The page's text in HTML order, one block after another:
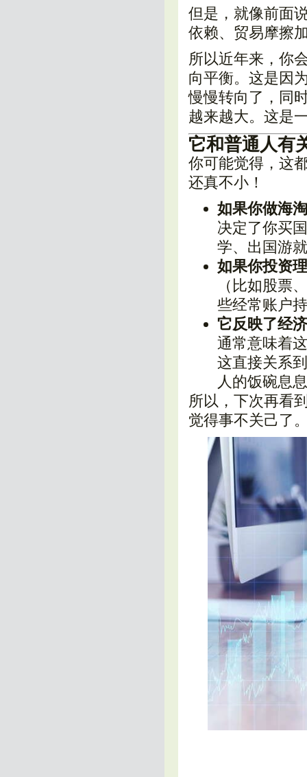
但是，就像前面
依赖、贸易摩擦
所以近年来，你
向平衡。这是因
慢慢转向了，同
越来越大。这是
它和普通人有
你可能觉得，这
还真不小！
如果你做海
决定了你买
学、出国游
如果你投资
（比如股票
些经常账户
它反映了经
通常意味着
这直接关系
人的饭碗息
所以，下次再看
觉得事不关己了